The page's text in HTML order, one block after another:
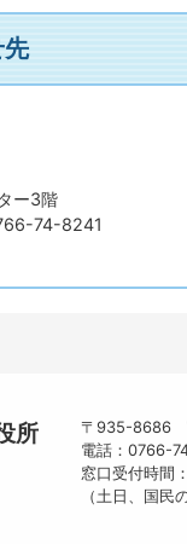
ー3階
74-8241
所
〒935-8686
電話：0766-
窓口受付時間
（土日、国民